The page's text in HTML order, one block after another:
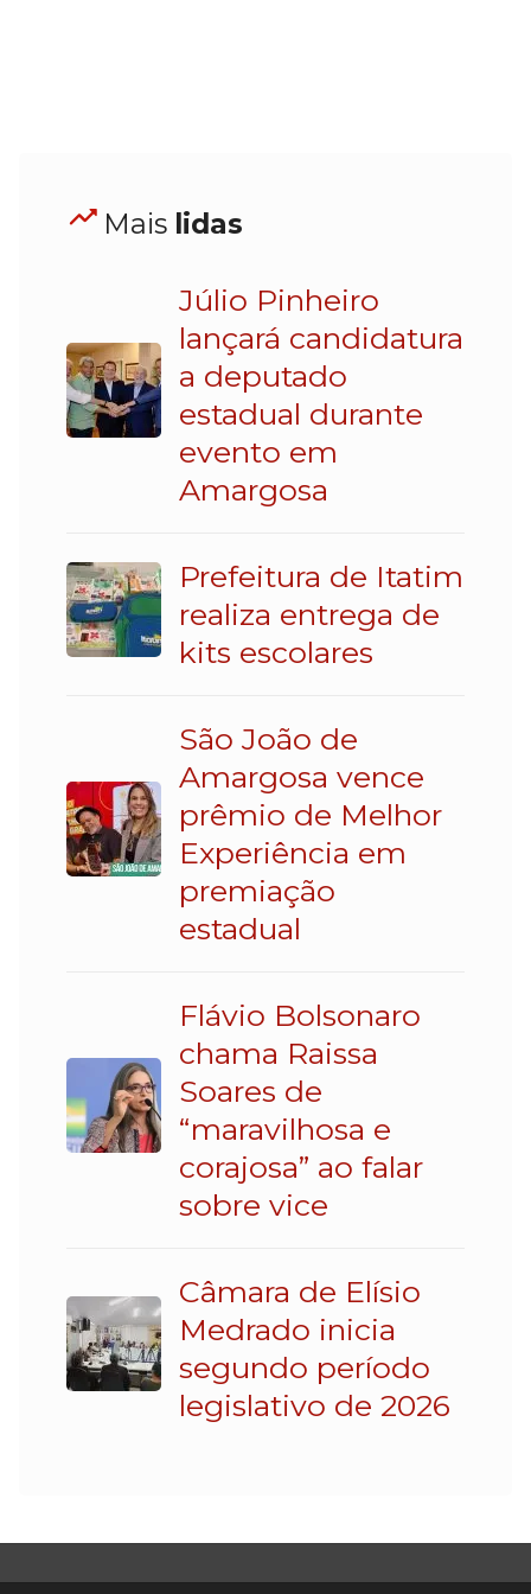
Mais lidas
Júlio Pinheiro
lançará candidatura
a deputado
estadual durante
evento em
Amargosa
Prefeitura de Itatim
realiza entrega de
kits escolares
São João de
Amargosa vence
prêmio de Melhor
Experiência em
premiação
estadual
Flávio Bolsonaro
chama Raissa
Soares de
“maravilhosa e
corajosa” ao falar
sobre vice
Câmara de Elísio
Medrado inicia
segundo período
legislativo de 2026